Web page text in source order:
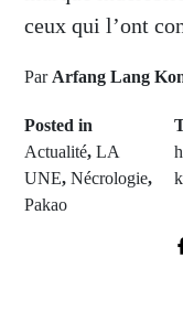
ceux qui l’ont
Par Arfang Lang
Posted in
Actualité, LA
UNE, Nécrologie,
Pakao